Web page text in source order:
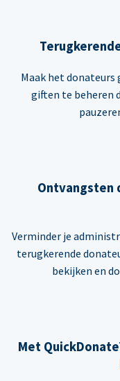
Maak het
giften te beheren
Ontvangsten
Verminder je
terugkerende
bekijken en
Met